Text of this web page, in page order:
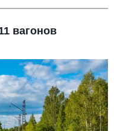
вагонов